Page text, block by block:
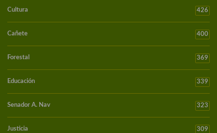
Cultura 426
Cañete 400
Forestal 369
Educación 339
Senador A. Nav 323
Justicia 309